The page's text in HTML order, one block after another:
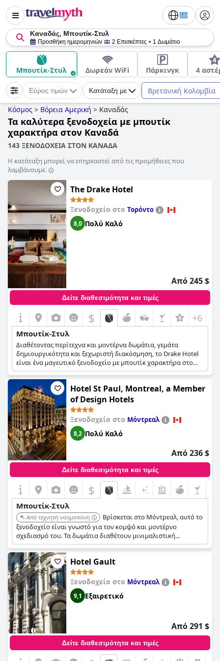
Καναδάς, Μπουτίκ-Στυλ
Προσθήκη ημερομηνιών 2 Επισκέπτες 1 Δωμάτιο
Μπουτίκ-Στυλ Δωρεάν WiFi Πάρκινγκ 4
Εύρος τιμών Κατάταξη με Βρετανική Κολομβία
Κόσμος > Βόρεια Αμερική > Καναδάς
Τα καλύτερα ξενοδοχεία με μπουτίκ
χαρακτήρα στον Καναδά
143 ΞΕΝΟΔΟΧΕΙΑ ΣΤΟΝ ΚΑΝΑΔΑ
Η κατάταξη μπορεί να επηρεαστεί από τις προμήθειες που
λαμβάνουμε.
The Drake Hotel
Ξενοδοχείο στο Τορόντο
8,0 Πολύ Καλό
Από 245 $
Δείτε διαθεσιμότητα και τιμές
$ +6
Μπουτίκ-Στυλ
Διαθέτοντας περίτεχνα και μοντέρνα δωμάτια, γεμάτα
δημιουργικότητα και ξεχωριστή διακόσμηση, το Drake Hotel
είναι ένα μαγευτικό ξενοδοχείο με μπουτίκ χαρακτήρα στο
Τορόντο, το οποίο προσφέρει έναν αισθητικά ευχάριστο χώρο
για να ξεκουραστείτε, να γεμίσετε τις μπαταρίες σας και να
εκτιμήσετε την τέχνη που βρίσκεται ολόγυρά σας.
Hotel St Paul, Montreal, a Member
of Design Hotels
Ξενοδοχείο στο Μόντρεαλ
8,2 Πολύ Καλό
Από 236 $
Δείτε διαθεσιμότητα και τιμές
$
Μπουτίκ-Στυλ
Από τεχνητή νοημοσύνη
Βρίσκεται στο Μόντρεαλ, αυτό το
ξενοδοχείο είναι γνωστό για τον κομψό και μοντέρνο
σχεδιασμό του. Τα δωμάτια διαθέτουν μινιμαλιστική
διακόσμηση, ανέσεις υψηλής τεχνολογίας και θέα στην πόλη.
Το ξενοδοχείο προσφέρει ένα κομψό εστιατόριο, ένα
μοντέρνο μπαρ και κεντρική τοποθεσία στην Παλιά Πόλη του
Μόντρεαλ.
Hotel Gault
Ξενοδοχείο στο Μόντρεαλ
9,1 Εξαιρετικό
Από 291 $
Δείτε διαθεσιμότητα και τιμές